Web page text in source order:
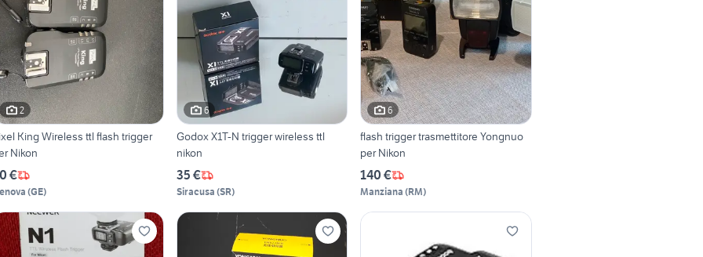
2
King Wireless ttl flash trigger
Nikon
€
(GE)
6
Godox X1T-N trigger wireless ttl
nikon
35 €
Siracusa (SR)
6
flash trigger trasmettitore Yongnuo
per Nikon
140 €
Manziana (RM)